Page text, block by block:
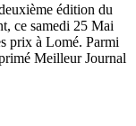
édition du
ce samedi 25 Mai
prix à Lomé. Parmi
Meilleur Journal